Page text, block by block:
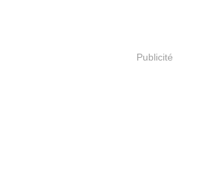
Publicité